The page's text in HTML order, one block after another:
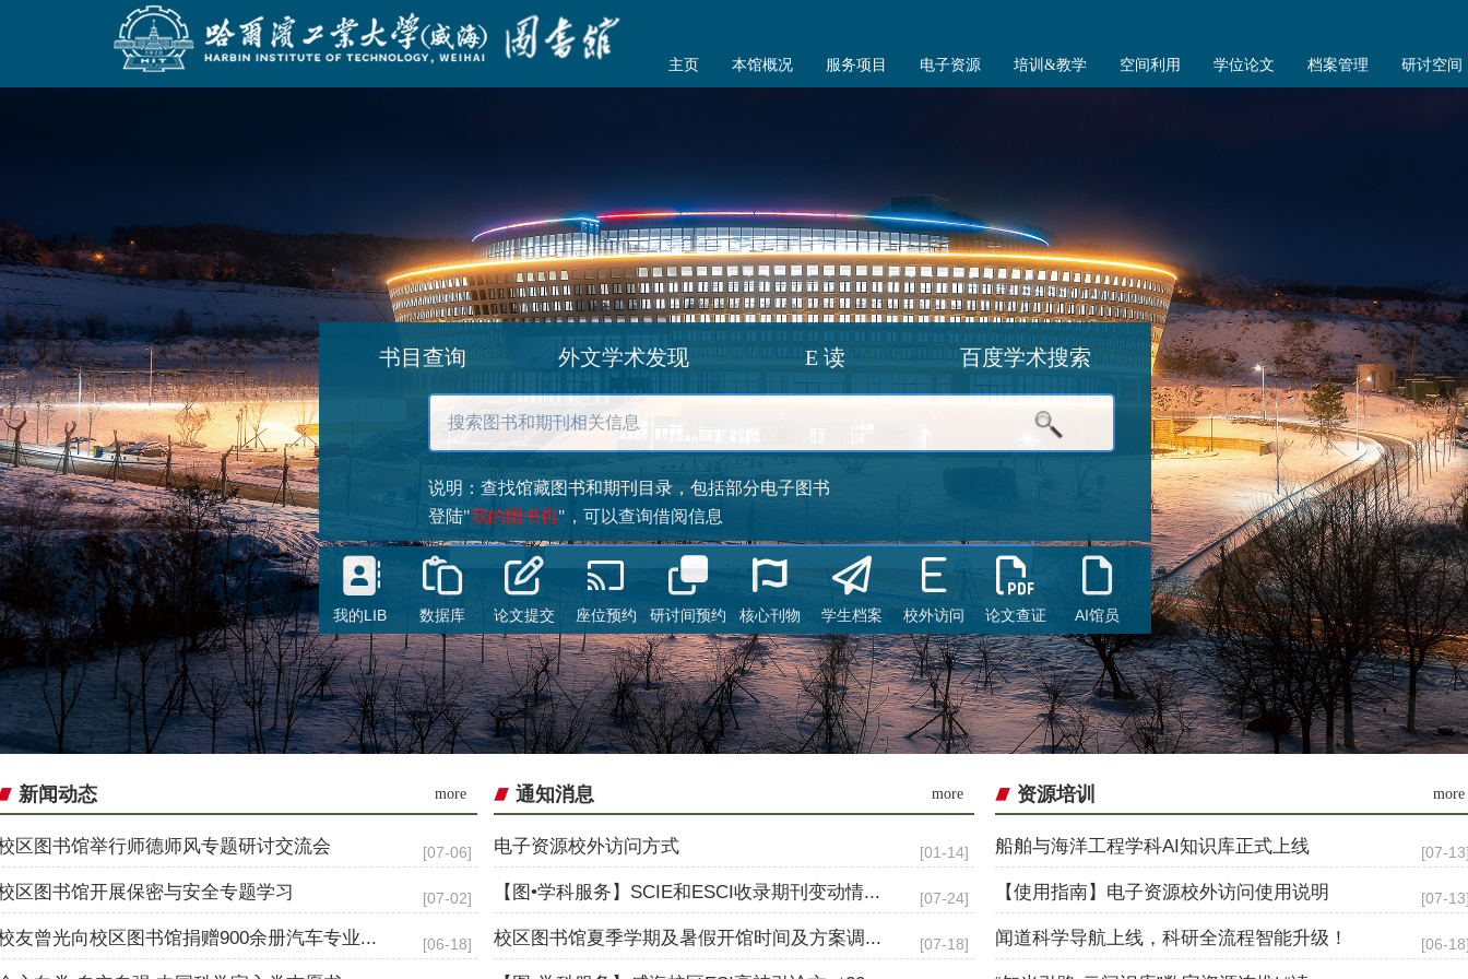
主页 本馆概况 服务项目 电子资源 培训&教学 空间利用 学位论文 档案管理 研讨空间
密码：
书目查询 外文学术发现 E 读 百度学术搜索
说明：查找馆藏图书和期刊目录，包括部分电子图书
登陆"我的图书馆"，可以查询借阅信息
说明：EBSCO公司的EDS发现平台。提供外文资源一站式文献检索
大部分数据都提供获取全文链接。当不能获取全文时，可通过文献传递来实现
我的LIB 数据库 论文提交 座位预约 研讨间预约 核心刊物 学生档案 校外访问 论文查证 AI馆员
新闻动态 more
区图书馆举行师德师风专题研讨交流会 [07-06]
区图书馆开展保密与安全专题学习 [07-02]
友曾光向校区图书馆捐赠900余册汽车专业... [06-18]
通知消息 more
电子资源校外访问方式 [01-14]
【图•学科服务】SCIE和ESCI收录期刊变动情... [07-24]
校区图书馆夏季学期及暑假开馆时间及方案调... [07-18]
资源培训 more
船舶与海洋工程学科AI知识库正式上线 [07-
【使用指南】电子资源校外访问使用说明 [07-
闻道科学导航上线，科研全流程智能升级！ [06-